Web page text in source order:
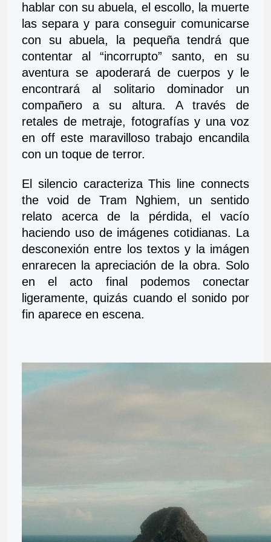
hablar con su abuela, el escollo, la muerte
las separa y para conseguir comunicarse
con su abuela, la pequeña tendrá que
contentar al “incorrupto” santo, en su
aventura se apoderará de cuerpos y le
encontrará al solitario dominador un
compañero a su altura. A través de
retales de metraje, fotografías y una voz
en off este maravilloso trabajo encandila
con un toque de terror.
El silencio caracteriza This line connects
the void de Tram Nghiem, un sentido
relato acerca de la pérdida, el vacío
haciendo uso de imágenes cotidianas. La
desconexión entre los textos y la imágen
enrarecen la apreciación de la obra. Solo
en el acto final podemos conectar
ligeramente, quizás cuando el sonido por
fin aparece en escena.